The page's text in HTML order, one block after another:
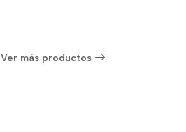
Ver más productos